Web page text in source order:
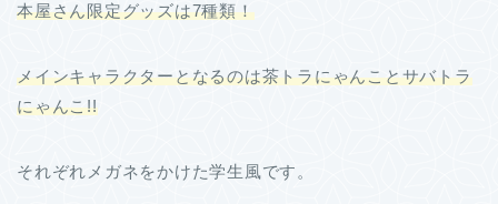
本屋さん限定グッズは7種類！
メインキャラクターとなるのは茶トラにゃんことサバトラ
にゃんこ!!
それぞれメガネをかけた学生風です。